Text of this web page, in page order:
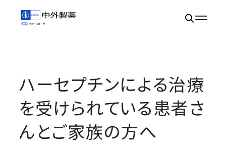
ハーセプチンによる治療
を受けられている患者さ
んとご家族の方へ